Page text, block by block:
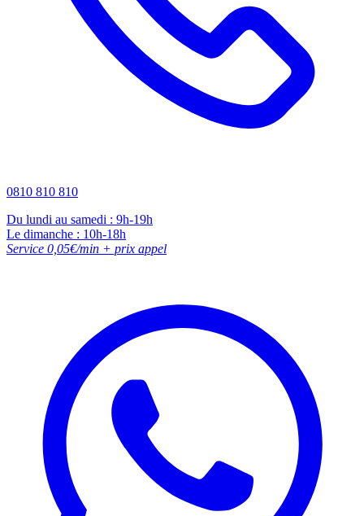
0810 810 810
Du lundi au samedi : 9h-19h
Le dimanche : 10h-18h
Service 0,05€/min + prix appel